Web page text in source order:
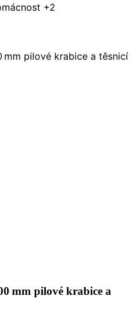
+2
mm pilové krabice a těsnicí
mm pilové krabice a